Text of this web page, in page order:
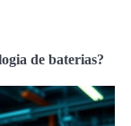
de baterias?